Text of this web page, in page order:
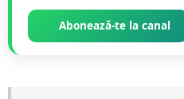
Abonează-te la canal